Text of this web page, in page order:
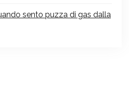
sento puzza di gas dalla